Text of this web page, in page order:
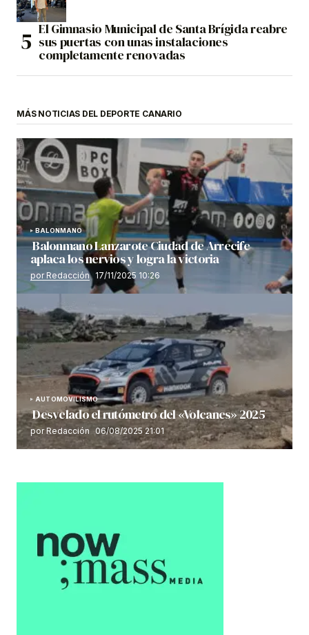
El Gimnasio Municipal de Santa Brígida reabre
sus puertas con unas instalaciones
completamente renovadas
MÁS NOTICIAS DEL DEPORTE CANARIO
BALONMANO
Balonmano Lanzarote Ciudad de Arrecife
aplaca los nervios y logra la victoria
por Redacción 17/11/2025 10:26
AUTOMOVILISMO
Desvelado el rutómetro del «Volcanes» 2025
por Redacción 06/08/2025 21:01